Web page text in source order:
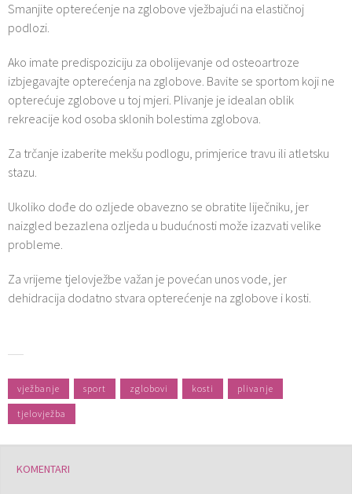
Smanjite opterećenje na zglobove vježbajući na elastičnoj
podlozi.
Ako imate predispoziciju za obolijevanje od osteoartroze
izbjegavajte opterećenja na zglobove. Bavite se sportom koji ne
opterećuje zglobove u toj mjeri. Plivanje je idealan oblik
rekreacije kod osoba sklonih bolestima zglobova.
Za trčanje izaberite mekšu podlogu, primjerice travu ili atletsku
stazu.
Ukoliko dođe do ozljede obavezno se obratite liječniku, jer
naizgled bezazlena ozljeda u budućnosti može izazvati velike
probleme.
Za vrijeme tjelovježbe važan je povećan unos vode, jer
dehidracija dodatno stvara opterećenje na zglobove i kosti.
vježbanje sport zglobovi kosti plivanje
tjelovježba
KOMENTARI